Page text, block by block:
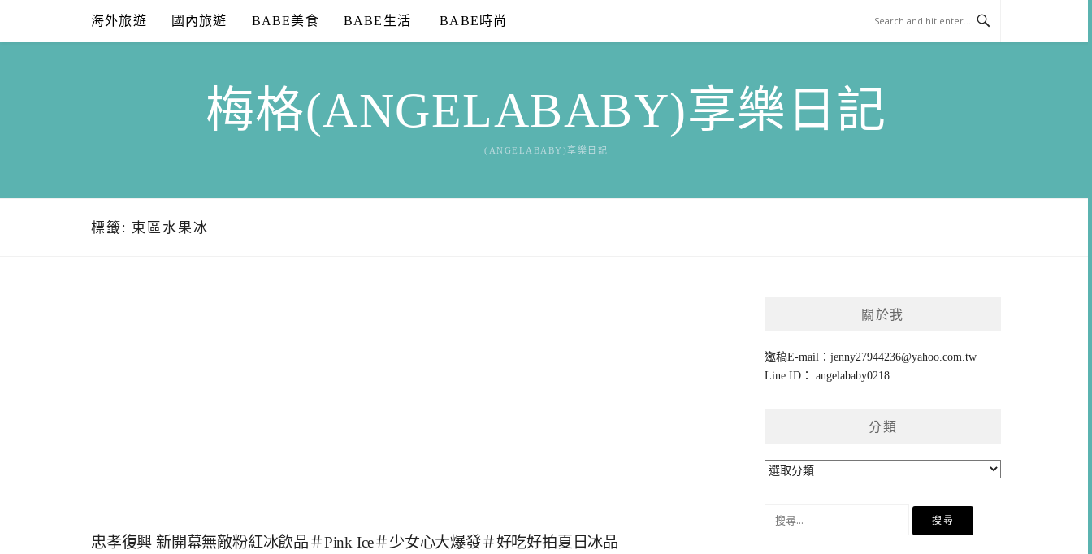
content
海外旅遊 國內旅遊 BABE美食 BABE生活 BABE時尚
梅格(ANGELABABY)享樂日記
(ANGELABABY)享樂日記
標籤: 東區水果冰
忠孝復興 新開幕無敵粉紅冰飲品＃Pink Ice＃少女心大爆發＃好吃好拍夏日冰品
關於我
邀稿E-mail：jenny27944236@yahoo.com.tw
Line ID： angelababy0218
分類
分